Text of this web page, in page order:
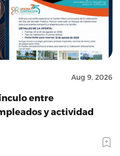
Aug 9, 2026
entre
y actividad